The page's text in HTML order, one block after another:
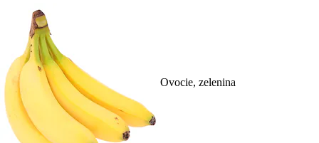
Ovocie, zelenina